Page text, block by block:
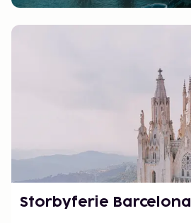
Storbyferie Barcelona